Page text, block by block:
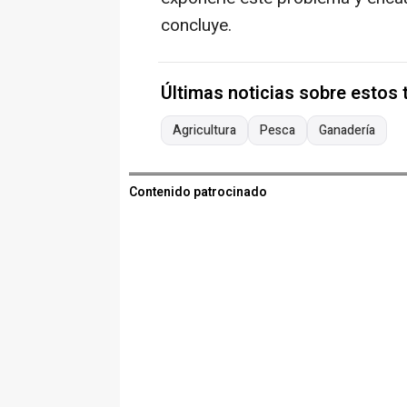
concluye.
Últimas noticias sobre estos
Agricultura Pesca Ganadería
Contenido patrocinado